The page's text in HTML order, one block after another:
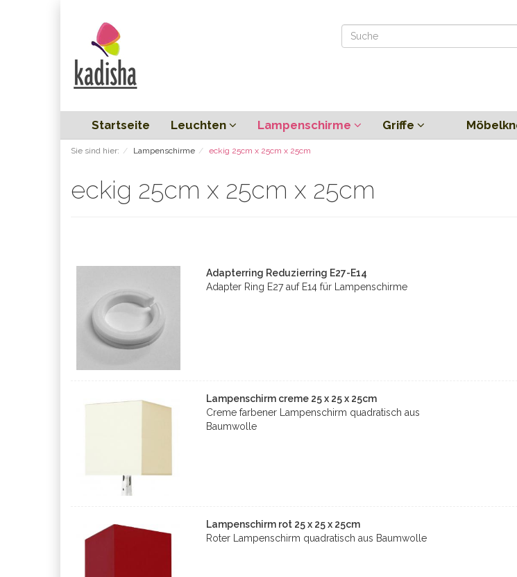
Startseite Leuchten Lampenschirme Griffe
Sie sind hier: Lampenschirme eckig 25cm x 25cm x 25cm
eckig 25cm x 25cm x 25cm
Adapterring Reduzierring E27-E14
Adapter Ring E27 auf E14 für Lampenschirme
Lampenschirm creme 25 x 25 x 25cm
Creme farbener Lampenschirm quadratisch aus
Baumwolle
Lampenschirm rot 25 x 25 x 25cm
Roter Lampenschirm quadratisch aus Baumwolle